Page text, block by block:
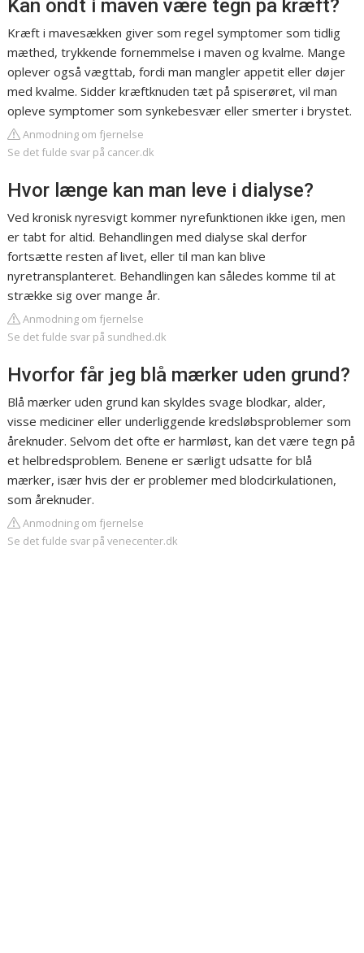
Kan ondt i maven være tegn på kræft?
Kræft i mavesækken giver som regel symptomer som tidlig
mæthed, trykkende fornemmelse i maven og kvalme. Mange
oplever også vægttab, fordi man mangler appetit eller døjer
med kvalme. Sidder kræftknuden tæt på spiserøret, vil man
opleve symptomer som synkebesvær eller smerter i brystet.
Anmodning om fjernelse
Se det fulde svar på cancer.dk
Hvor længe kan man leve i dialyse?
Ved kronisk nyresvigt kommer nyrefunktionen ikke igen, men
er tabt for altid. Behandlingen med dialyse skal derfor
fortsætte resten af livet, eller til man kan blive
nyretransplanteret. Behandlingen kan således komme til at
strække sig over mange år.
Anmodning om fjernelse
Se det fulde svar på sundhed.dk
Hvorfor får jeg blå mærker uden grund?
Blå mærker uden grund kan skyldes svage blodkar, alder,
visse mediciner eller underliggende kredsløbsproblemer som
åreknuder. Selvom det ofte er harmløst, kan det være tegn på
et helbredsproblem. Benene er særligt udsatte for blå
mærker, især hvis der er problemer med blodcirkulationen,
som åreknuder.
Anmodning om fjernelse
Se det fulde svar på venecenter.dk